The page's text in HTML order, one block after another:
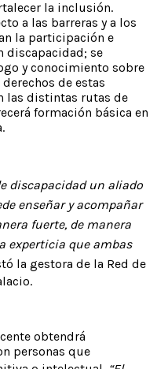
la inclusión.
a las barreras y a los
la participación e
discapacidad; se
y conocimiento sobre
de estas
las distintas rutas de
formación básica en
discapacidad un aliado
enseñar y acompañar
fuerte, de manera
experticia que ambas
la gestora de la Red de
obtendrá
personas que